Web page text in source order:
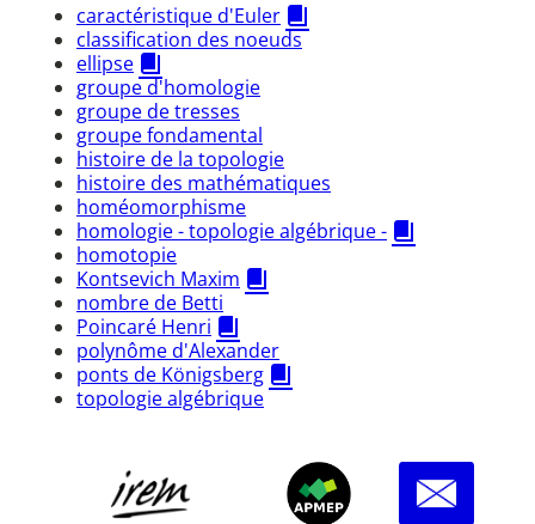
caractéristique d'Euler
classification des noeuds
ellipse
groupe d'homologie
groupe de tresses
groupe fondamental
histoire de la topologie
histoire des mathématiques
homéomorphisme
homologie - topologie algébrique -
homotopie
Kontsevich Maxim
nombre de Betti
Poincaré Henri
polynôme d'Alexander
ponts de Königsberg
topologie algébrique